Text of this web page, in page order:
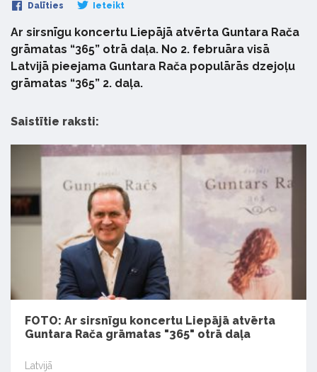
Dalīties Ieteikt
Ar sirsnīgu koncertu Liepājā atvērta Guntara Rača
grāmatas “365” otrā daļa. No 2. februāra visā
Latvijā pieejama Guntara Rača populārās dzejoļu
grāmatas “365” 2. daļa.
Saistītie raksti:
FOTO: Ar sirsnīgu koncertu Liepājā atvērta
Guntara Rača grāmatas "365" otrā daļa
Latvijā